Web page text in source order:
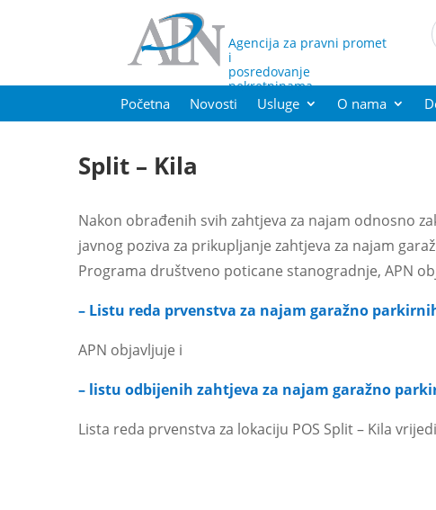
Agencija za pravni promet
i
posredovanje
nekretninama
Početna Novosti Usluge O nama
Split – Kila
Nakon obrađenih svih zahtjeva za najam odnosno
javnog poziva za prikupljanje zahtjeva za najam
Programa društveno poticane stanogradnje, APN
– Listu reda prvenstva za najam garažno
APN objavljuje i
– listu odbijenih zahtjeva za najam garažno
Lista reda prvenstva za lokaciju POS Split – Kila